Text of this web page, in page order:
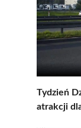
Tydzień
atrakcji